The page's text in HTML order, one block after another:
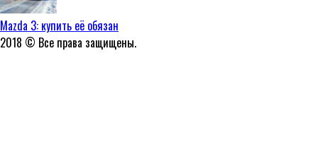
Mazda 3: купить её обязан
2018 © Все права защищены.